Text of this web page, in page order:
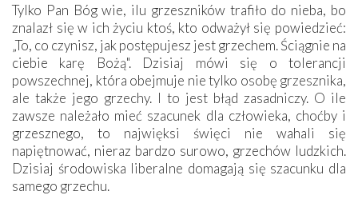
Tylko Pan Bóg wie, ilu grzeszników trafiło do nieba, bo
znalazł się w ich życiu ktoś, kto odważył się powiedzieć:
„To, co czynisz, jak postępujesz jest grzechem. Ściągnie na
ciebie karę Bożą". Dzisiaj mówi się o tolerancji
powszechnej, która obejmuje nie tylko osobę grzesznika,
ale także jego grzechy. I to jest błąd zasadniczy. O ile
zawsze należało mieć szacunek dla człowieka, choćby i
grzesznego, to najwięksi święci nie wahali się
napiętnować, nieraz bardzo surowo, grzechów ludzkich.
Dzisiaj środowiska liberalne domagają się szacunku dla
samego grzechu.